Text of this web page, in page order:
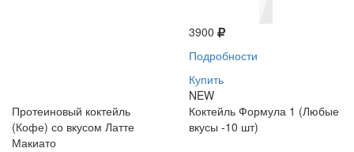
3900
Подробности
Купить
NEW
Протеиновый коктейль
(Кофе) со вкусом Латте
Макиато
Коктейль Формула 1 (Любые
вкусы -10 шт)